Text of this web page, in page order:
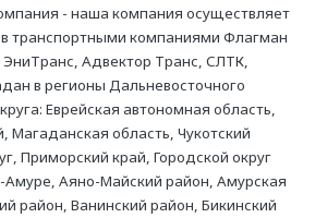
- наша компания осуществляет
транспортными компаниями Флагман
Адвектор Транс, СЛТК,
в регионы Дальневосточного
Еврейская автономная область,
Магаданская область, Чукотский
Приморский край, Городской округ
Аяно-Майский район, Амурская
район, Ванинский район, Бикинский